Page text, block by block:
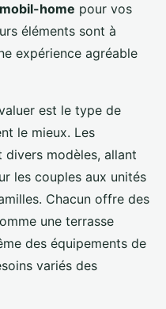
mobil-home pour vos
éléments sont à
expérience agréable
est le type de
le mieux. Les
modèles, allant
les couples aux unités
Chacun offre des
une terrasse
des équipements de
variés des